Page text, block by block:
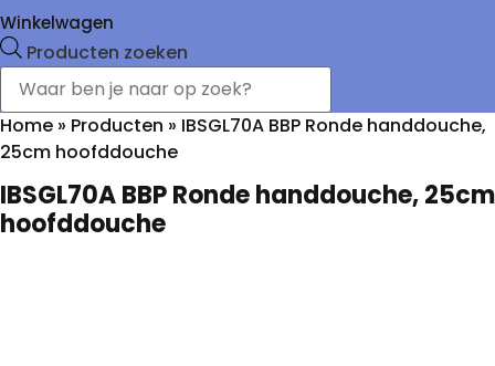
Winkelwagen
Producten zoeken
Home » Producten » IBSGL70A BBP Ronde handdouche,
25cm hoofddouche
IBSGL70A BBP Ronde handdouche, 25cm
hoofddouche